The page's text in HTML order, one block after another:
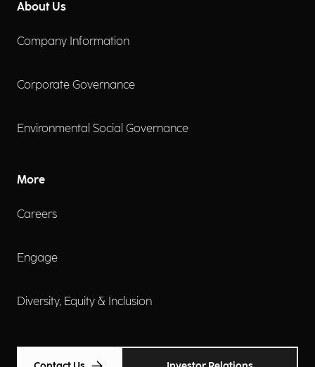
About Us
Company Information
Corporate Governance
Environmental Social Governance
More
Careers
Engage
Diversity, Equity & Inclusion